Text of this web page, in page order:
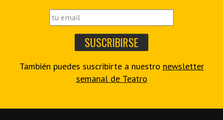
También puedes suscribirte a nuestro newsletter
semanal de Teatro